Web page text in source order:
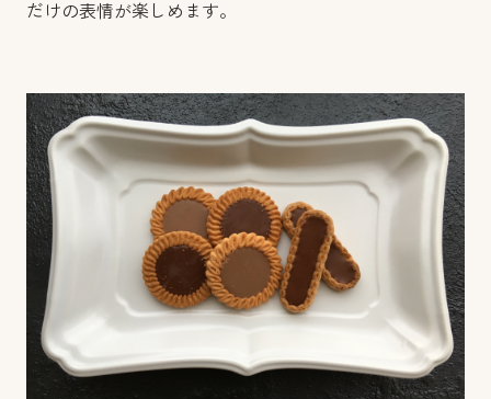
だけの表情が楽しめます。